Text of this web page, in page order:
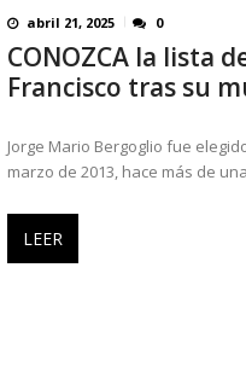
abril 21, 2025 0
CONOZCA la lista
Francisco tras su
Jorge Mario Bergoglio fue
marzo de 2013, hace más de
LEER